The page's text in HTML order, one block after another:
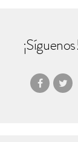
¡Síguenos!